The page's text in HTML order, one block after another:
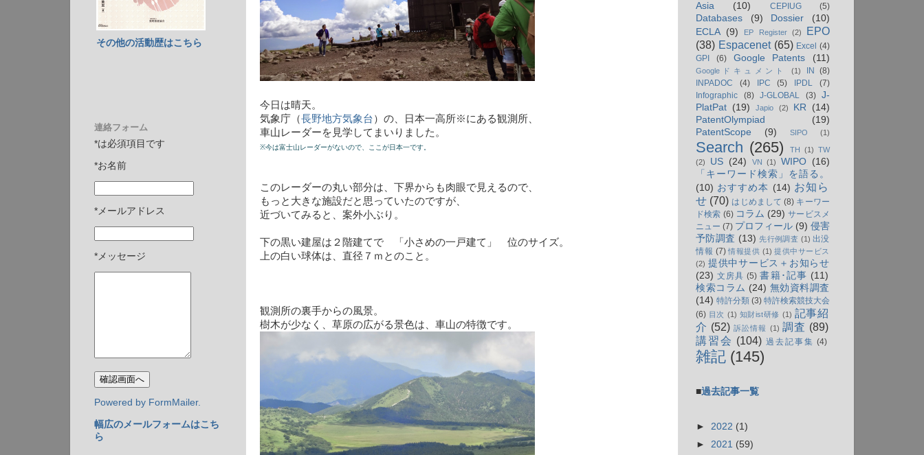
今日は晴天。
気象庁（長野地方気象台）の、日本一高所※にある観測所、
車山レーダーを見学してまいりました。
※今は富士山レーダーがないので、ここが日本一です。
このレーダーの丸い部分は、下界からも肉眼で見えるので、
もっと大きな施設だと思っていたのですが、
近づいてみると、案外小ぶり。
下の黒い建屋は２階建てで 「小さめの一戸建て」 位のサイズ。
上の白い球体は、直径７ｍとのこと。
観測所の裏手からの風景。
樹木が少なく、草原の広がる景色は、車山の特徴です。
その他の活動歴はこちら
連絡フォーム
*は必須項目です
*お名前
*メールアドレス
*メッセージ
Powered by FormMailer.
幅広のメールフォームはこち
ら
Asia
(10) CEPIUG (5)
Databases (9) Dossier
(10)
ECLA (9) EP Register (2)
EPO
(38) Espacenet (65) Excel (4)
GPI
(6) Google Patents (11)
Googleドキュメント (1) IN
(8)
INPADOC
(4) IPC (5) IPDL
(7)
Infographic
(8) J-GLOBAL (3)
J-
PlatPat (19) Japio (2) KR
(14)
PatentOlympiad
(19)
PatentScope
(9) SIPO (1)
Search (265) TH (1) TW
(2)
US (24) VN (1) WIPO (16)
「キーワード検索」を語る。
(10) おすすめ本 (14) お知ら
せ (70) はじめまして (8) キーワー
ド検索 (6) コラム (29) サービスメ
ニュー (7) プロフィール (9) 侵害
予防調査 (13) 先行例調査 (1) 出没
情報 (7) 情報提供 (1) 提供中サービス
(2) 提供中サービス＋お知らせ
(23) 文房具 (5) 書籍･記事 (11)
検索コラム (24) 無効資料調査
(14) 特許分類 (3) 特許検索競技大会
(6) 目次 (1) 知財ist研修 (1) 記事紹
介 (52) 訴訟情報 (1) 調査 (89)
講習会 (104) 過去記事集 (4)
雑記 (145)
■過去記事一覧
► 2022 (1)
► 2021 (59)